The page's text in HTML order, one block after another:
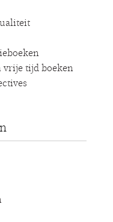
vrije tijd boeken